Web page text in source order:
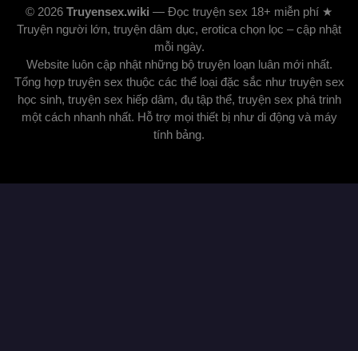
© 2026 Truyensex.wiki — Đọc truyện sex 18+ miễn phí ★
Truyện người lớn, truyện dâm dục, erotica chọn lọc – cập nhật
mỗi ngày.
Website luôn cập nhật những bộ truyện loạn luân mới nhất.
Tổng hợp truyện sex thuộc các thể loại đặc sắc như truyện sex
học sinh, truyện sex hiếp dâm, đụ tập thể, truyện sex phá trinh
một cách nhanh nhất. Hỗ trợ mọi thiết bị như di động và máy
tính bảng.